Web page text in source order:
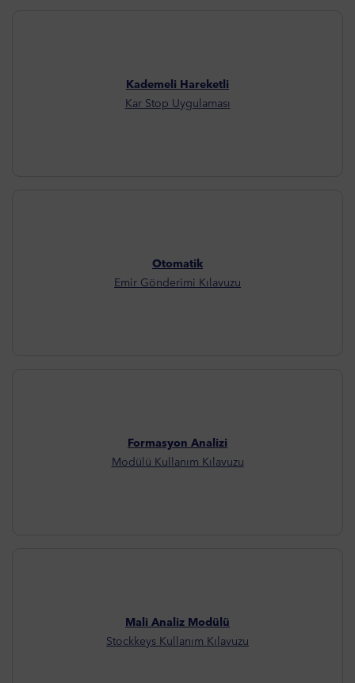
Kademeli Hareketli
Kar Stop Uygulaması
Otomatik
Emir Gönderimi Kılavuzu
Formasyon Analizi
Modülü Kullanım Kılavuzu
Mali Analiz Modülü
Stockkeys Kullanım Kılavuzu